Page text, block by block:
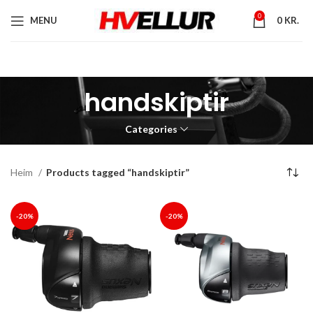
MENU 0 0 KR.
handskiptir
Categories
Heim Products tagged “handskiptir”
-20% -20%